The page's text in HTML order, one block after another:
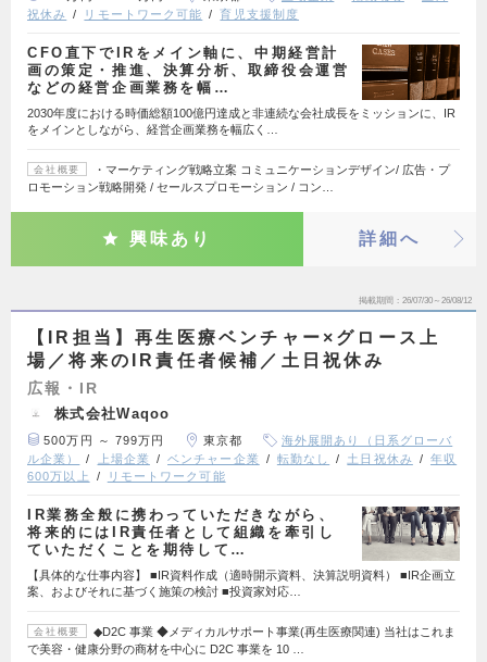
祝休み
リモートワーク可能 育児支援制度
CFO直下でIRをメイン軸に、中期経営計
画の策定・推進、決算分析、取締役会運営
などの経営企画業務を幅…
2030年度における時価総額100億円達成と非連続な会社成長をミッションに、IR
をメインとしながら、経営企画業務を幅広く…
会社概要
・マーケティング戦略立案 コミュニケーションデザイン/ 広告・プ
ロモーション戦略開発 / セールスプロモーション / コン…
興味あり 詳細へ
掲載期間 26/07/30～26/08/12
【IR担当】再生医療ベンチャー×グロース上
場／将来のIR責任者候補／土日祝休み
広報・IR
株式会社Waqoo
500万円 ～ 799万円 東京都
海外展開あり（日系グローバ
ル企業）
上場企業 ベンチャー企業 転勤なし 土日祝休み
年収
600万以上
リモートワーク可能
IR業務全般に携わっていただきながら、
将来的にはIR責任者として組織を牽引し
ていただくことを期待して…
【具体的な仕事内容】 ■IR資料作成（適時開示資料、決算説明資料） ■IR企画立
案、およびそれに基づく施策の検討 ■投資家対応…
会社概要
◆D2C 事業 ◆メディカルサポート事業(再生医療関連) 当社はこれま
で美容・健康分野の商材を中心に D2C 事業を 10 …